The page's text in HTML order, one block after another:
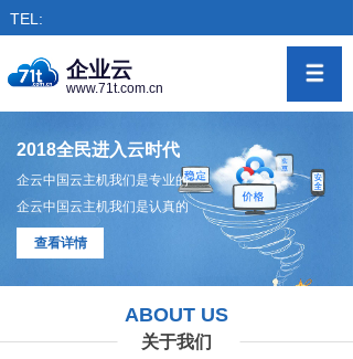
TEL:
企业云
www.71t.com.cn
2018全民进入云时代
企云中国云主机我们是专业的
企云中国云主机我们是认真的
查看详情
ABOUT US
关于我们